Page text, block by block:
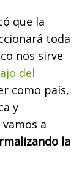
que la
toda
nos sirve
del
como país,
y
a
la